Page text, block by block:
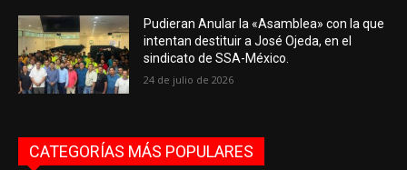
Pudieran Anular la «Asamblea» con la que
intentan destituir a José Ojeda, en el
sindicato de SSA-México.
24 de julio de 2026
CATEGORÍAS MÁS POPULARES